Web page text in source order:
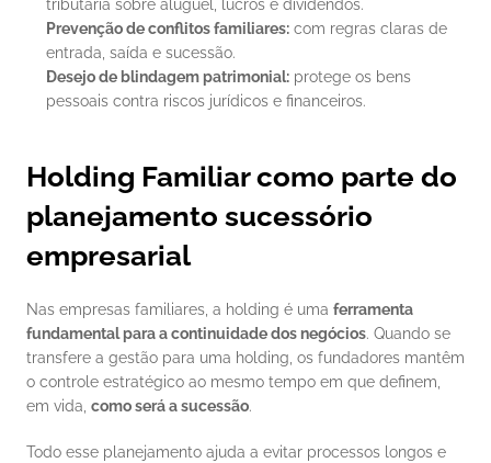
tributária sobre aluguel, lucros e dividendos.
Prevenção de conflitos familiares: com regras claras de
entrada, saída e sucessão.
Desejo de blindagem patrimonial: protege os bens
pessoais contra riscos jurídicos e financeiros.
Holding Familiar como parte do
planejamento sucessório
empresarial
Nas empresas familiares, a holding é uma ferramenta
fundamental para a continuidade dos negócios. Quando se
transfere a gestão para uma holding, os fundadores mantêm
o controle estratégico ao mesmo tempo em que definem,
em vida, como será a sucessão.
Todo esse planejamento ajuda a evitar processos longos e